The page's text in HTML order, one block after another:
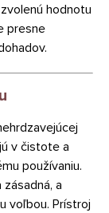
hodnotu
presne
v čistote a
používaniu.
a
voľbou. Prístroj